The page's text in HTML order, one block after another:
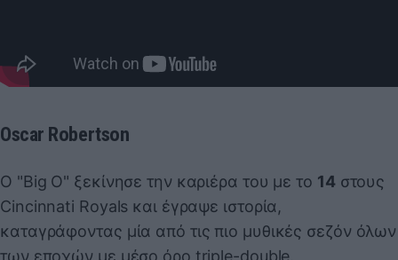
Oscar Robertson
Ο "Big O" ξεκίνησε την καριέρα του με το 14στους
Cincinnati Royals και έγραψε ιστορία,
καταγράφοντας μία από τις πιο μυθικές σεζόν όλων
των εποχών με μέσο όρο triple-double.